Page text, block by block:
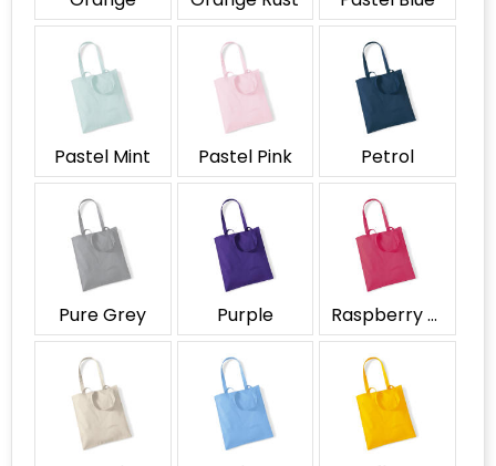
Pastel Mint Pastel Pink Petrol
Pure Grey Purple Raspberry Pink